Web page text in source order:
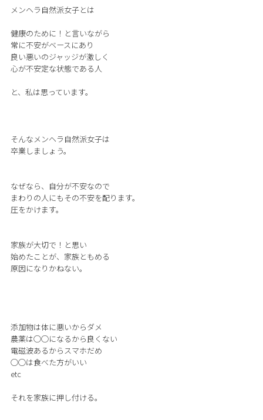
メンヘラ自然派女子とは
健康のために！と言いながら
常に不安がベースにあり
良い悪いのジャッジが激しく
心が不安定な状態である人
と、私は思っています。
そんなメンヘラ自然派女子は
卒業しましょう。
なぜなら、自分が不安なので
まわりの人にもその不安を配ります。
圧をかけます。
家族が大切で！と思い
始めたことが、家族ともめる
原因になりかねない。
添加物は体に悪いからダメ
農薬は○○になるから良くない
電磁波あるからスマホだめ
○○は食べた方がいい
etc
それを家族に押し付ける。